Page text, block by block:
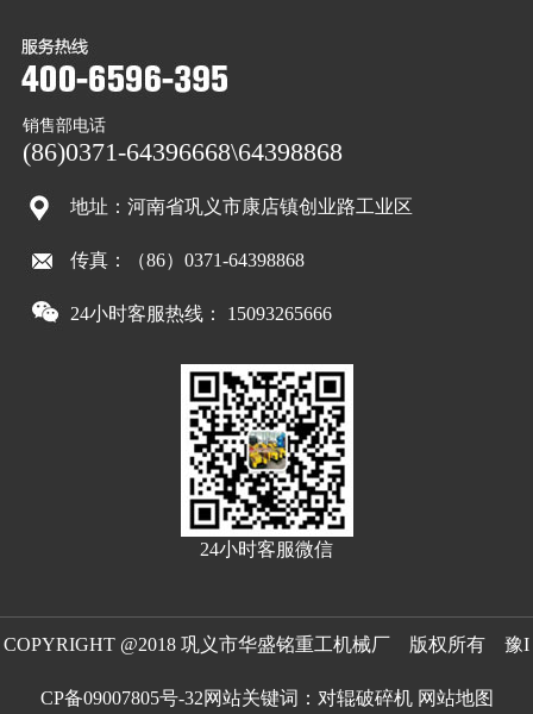
销售部电话
(86)0371-64396668\64398868
地址：河南省巩义市康店镇创业路工业区
传真：（86）0371-64398868
24小时客服热线： 15093265666
24小时客服微信
COPYRIGHT @2018 巩义市华盛铭重工机械厂 版权所有 豫I
CP备09007805号-32网站关键词： 对辊破碎机 网站地图